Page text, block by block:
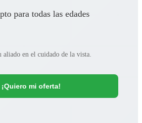
para todas las edades
aliado en el cuidado de la vista.
¡Quiero mi oferta!